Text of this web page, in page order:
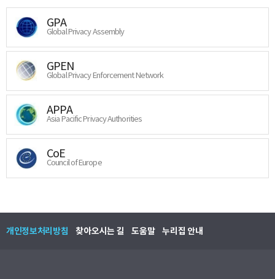
GPA
Global Privacy Assembly
GPEN
Global Privacy Enforcement Network
APPA
Asia Pacific Privacy Authorities
CoE
Council of Europe
개인정보처리방침 찾아오시는 길 도움말 누리집 안내